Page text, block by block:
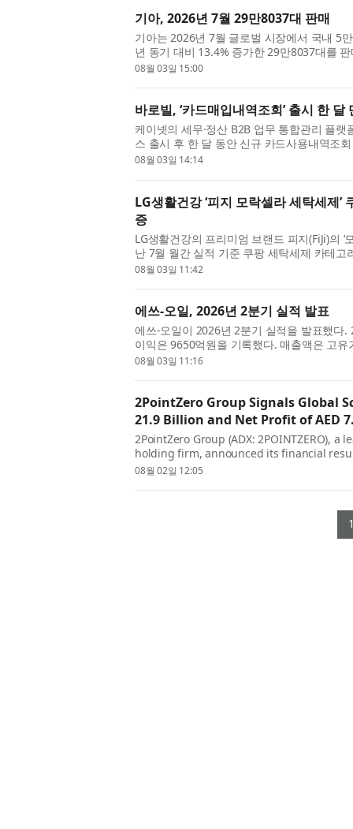
기아, 2026년 7월 29만8037대 판매
기아는 2026년 7월 글로벌 시장에서 국내 5
년 동기 대비 13.4% 증가한 29만8037대를
간과 비교해 국내는 21.3% 증가하고 해외는...
08월 03일 15:00
바로빌, ‘카드매입내역조회’ 출시 한
케이넷의 세무·정산 B2B 업무 통합관리 플랫
스 출시 후 한 달 동안 신규 카드사용내역조
일 밝혔다. 이번 카드매입내역조회는 기...
08월 03일 14:14
LG생활건강 ‘피지 모락셀라 세탁세제
증
LG생활건강의 프리미엄 브랜드 피지(FiJi)의
난 7월 월간 실적 기준 쿠팡 세탁세제 카테
입증했다. 피지 모락셀라 세탁세제 코...
08월 03일 11:42
에쓰-오일, 2026년 2분기 실적 발표
에쓰-오일이 2026년 2분기 실적을 발표했다
이익은 9650억원을 기록했다. 매출액은 고
익은 정유부문 영업이익이 정제마진 강세에...
08월 03일 11:16
2PointZero Group Signals Global
21.9 Billion and Net Profit of AED
2PointZero Group (ADX: 2POINTZERO),
holding firm, announced its financial
revenue of AED 21.9 billion and
08월 02일 12:05